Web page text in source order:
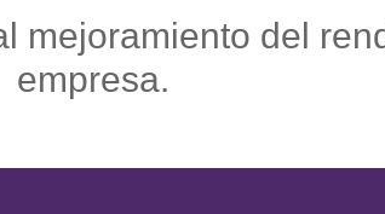
mejoramiento del
empresa.